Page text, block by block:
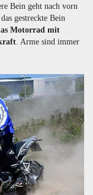
Bein geht nach vorn
gestreckte Bein
Motorrad mit
. Arme sind immer